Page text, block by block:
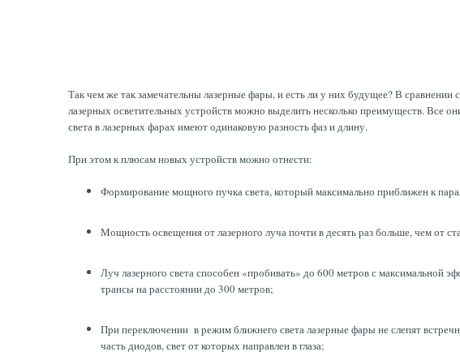
Так чем же так замечательны лазерные фары, и есть ли у них будущее? В
лазерных осветительных устройств можно выделить несколько преимуществ. Все
света в лазерных фарах имеют одинаковую разность фаз и длину.
При этом к плюсам новых устройств можно отнести:
Формирование мощного пучка света, который максимально приближен к
Мощность освещения от лазерного луча почти в десять раз больше, чем от
Луч лазерного света способен «пробивать» до 600 метров с максимальной
трансы на расстоянии до 300 метров;
При переключении в режим ближнего света лазерные фары не слепят
часть диодов, свет от которых направлен в глаза;